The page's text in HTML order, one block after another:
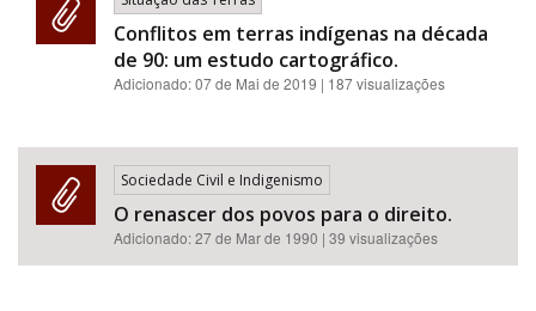
Conflitos em terras indígenas na década
de 90: um estudo cartográfico.
Adicionado:07 de Mai de 2019 | 187 visualizações
Sociedade Civil e Indigenismo
O renascer dos povos para o direito.
Adicionado:27 de Mar de 1990 | 39 visualizações